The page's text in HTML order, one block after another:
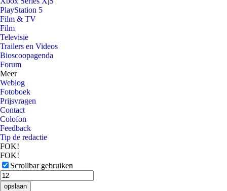
PlayStation 5
Film & TV
Film
Televisie
Trailers en Videos
Bioscoopagenda
Forum
Meer
Weblog
Fotoboek
Prijsvragen
Contact
Colofon
Feedback
Tip de redactie
FOK!
FOK!
Scrollbar gebruiken
opslaan